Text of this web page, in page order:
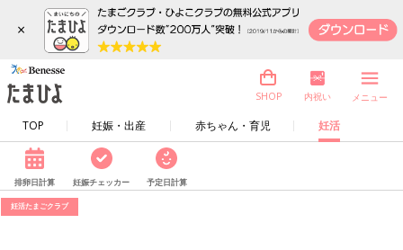
×
TOP 妊娠・出産 赤ちゃん・育児 妊活
SHOP 内祝い メニュー
排卵日計算 妊娠チェッカー 予定日計算
妊活たまごクラブ